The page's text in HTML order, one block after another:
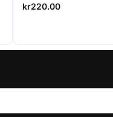
kr220.00